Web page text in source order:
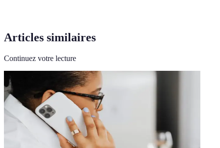
Articles similaires
Continuez votre lecture